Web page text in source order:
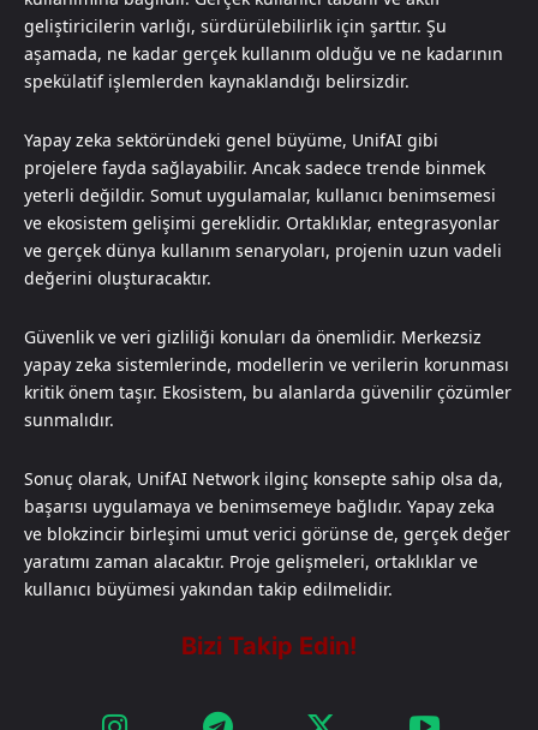
geliştiricilerin varlığı, sürdürülebilirlik için şarttır. Şu
aşamada, ne kadar gerçek kullanım olduğu ve ne kadarının
spekülatif işlemlerden kaynaklandığı belirsizdir.
Yapay zeka sektöründeki genel büyüme, UnifAI gibi
projelere fayda sağlayabilir. Ancak sadece trende binmek
yeterli değildir. Somut uygulamalar, kullanıcı benimsemesi
ve ekosistem gelişimi gereklidir. Ortaklıklar, entegrasyonlar
ve gerçek dünya kullanım senaryoları, projenin uzun vadeli
değerini oluşturacaktır.
Güvenlik ve veri gizliliği konuları da önemlidir. Merkezsiz
yapay zeka sistemlerinde, modellerin ve verilerin korunması
kritik önem taşır. Ekosistem, bu alanlarda güvenilir çözümler
sunmalıdır.
Sonuç olarak, UnifAI Network ilginç konsepte sahip olsa da,
başarısı uygulamaya ve benimsemeye bağlıdır. Yapay zeka
ve blokzincir birleşimi umut verici görünse de, gerçek değer
yaratımı zaman alacaktır. Proje gelişmeleri, ortaklıklar ve
kullanıcı büyümesi yakından takip edilmelidir.